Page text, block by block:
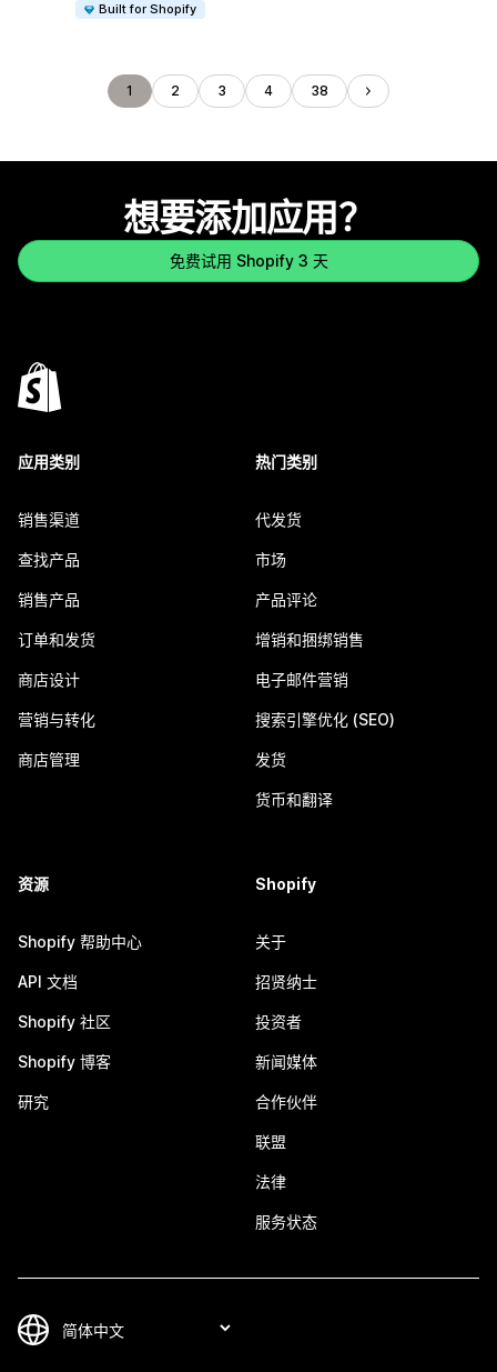
Built for Shopify
1 2 3 4 38
想要添加应用？
免费试用 Shopify 3 天
应用类别
销售渠道
查找产品
销售产品
订单和发货
商店设计
营销与转化
商店管理
热门类别
代发货
市场
产品评论
增销和捆绑销售
电子邮件营销
搜索引擎优化 (SEO)
发货
货币和翻译
资源
Shopify 帮助中心
API 文档
Shopify 社区
Shopify 博客
研究
Shopify
关于
招贤纳士
投资者
新闻媒体
合作伙伴
联盟
法律
服务状态